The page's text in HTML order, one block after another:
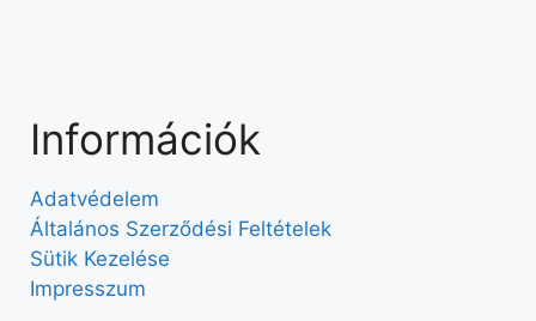
Információk
Adatvédelem
Általános Szerződési Feltételek
Sütik Kezelése
Impresszum